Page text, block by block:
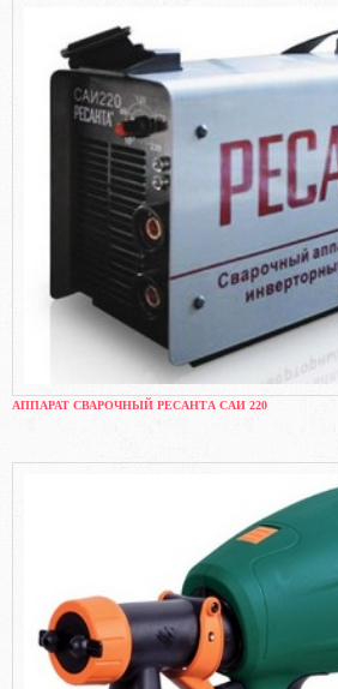
АППАРАТ СВАРОЧНЫЙ РЕСАНТА САИ 220